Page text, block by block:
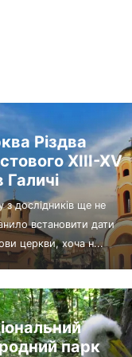
Різдва
XIII-XV
Галичі
з дослідників ще не
встановити дати
церкви, хоча н...
парк